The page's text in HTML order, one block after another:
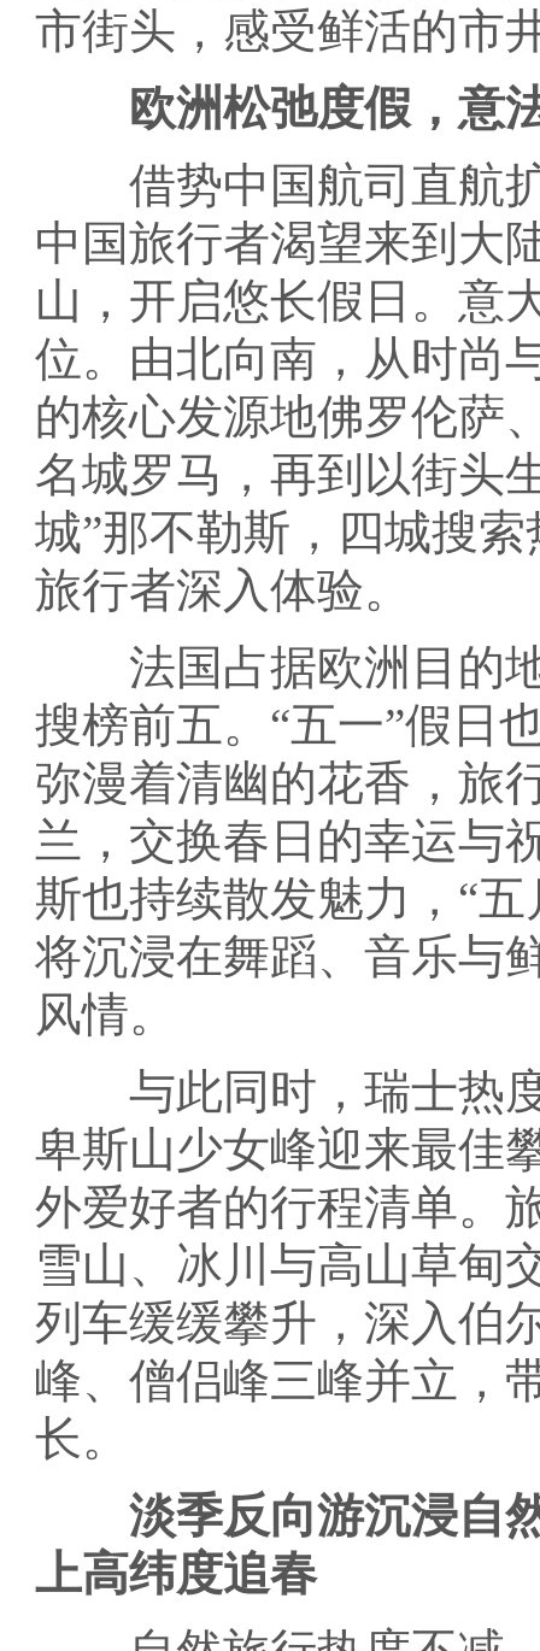
市街头，感受鲜活的市
欧洲松弛度假，意
借势中国航司直航扩
中国旅行者渴望来到大
山，开启悠长假日。意
位。由北向南，从时尚
的核心发源地佛罗伦萨
名城罗马，再到以街头
城”那不勒斯，四城搜
旅行者深入体验。
法国占据欧洲目的地
搜榜前五。“五一”假日
弥漫着清幽的花香，旅
兰，交换春日的幸运与
斯也持续散发魅力，“
将沉浸在舞蹈、音乐与
风情。
与此同时，瑞士热度
卑斯山少女峰迎来最佳
外爱好者的行程清单。
雪山、冰川与高山草甸
列车缓缓攀升，深入伯
峰、僧侣峰三峰并立，
长。
淡季反向游沉浸自
上高纬度追春